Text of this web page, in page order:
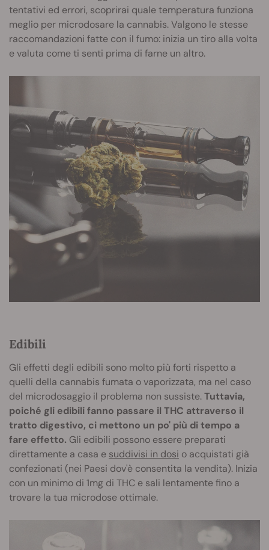
tentativi ed errori, scoprirai quale temperatura funziona
meglio per microdosare la cannabis. Valgono le stesse
raccomandazioni fatte con il fumo: inizia un tiro alla volta
e valuta come ti senti prima di farne un altro.
Edibili
Gli effetti degli edibili sono molto più forti rispetto a
quelli della cannabis fumata o vaporizzata, ma nel caso
del microdosaggio il problema non sussiste.Tuttavia,
poiché gli edibili fanno passare il THC attraverso il
tratto digestivo, ci mettono un po' più di tempo a
fare effetto. Gli edibili possono essere preparati
direttamente a casa e suddivisi in dosi o acquistati già
confezionati (nei Paesi dov'è consentita la vendita). Inizia
con un minimo di 1mg di THC e sali lentamente fino a
trovare la tua microdose ottimale.